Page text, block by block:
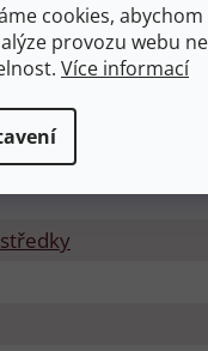
cookies,
provozu webu
Více informací